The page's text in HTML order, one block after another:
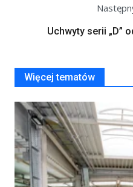
Uchwyty serii „D”
Więcej tematów